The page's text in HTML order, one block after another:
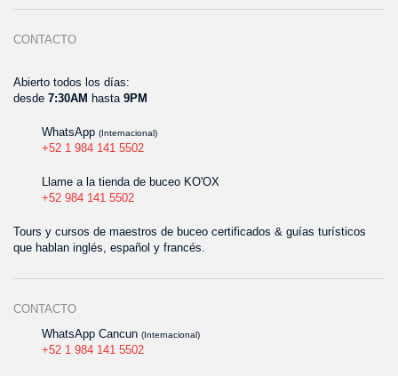
CONTACTO
Abierto todos los días:
desde 7:30AM hasta 9PM
WhatsApp (Internacional)
+52 1 984 141 5502
Llame a la tienda de buceo KO'OX
+52 984 141 5502
Tours y cursos de maestros de buceo certificados & guías turísticos
que hablan inglés, español y francés.
CONTACTO
WhatsApp Cancun (Internacional)
+52 1 984 141 5502